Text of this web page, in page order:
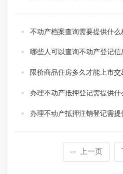
不动产档案查询需要提供什么
哪些人可以查询不动产登记信
限价商品住房多久才能上市交
办理不动产抵押登记需提供什
办理不动产抵押注销登记需提
<< 上一页